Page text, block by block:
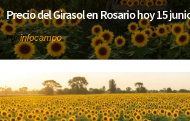
Precio del Girasol en Rosario hoy 15
Porinfocampo